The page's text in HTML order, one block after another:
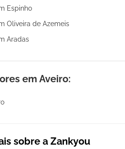
Espinho
Oliveira de Azemeis
Aradas
em Aveiro:
sobre a Zankyou